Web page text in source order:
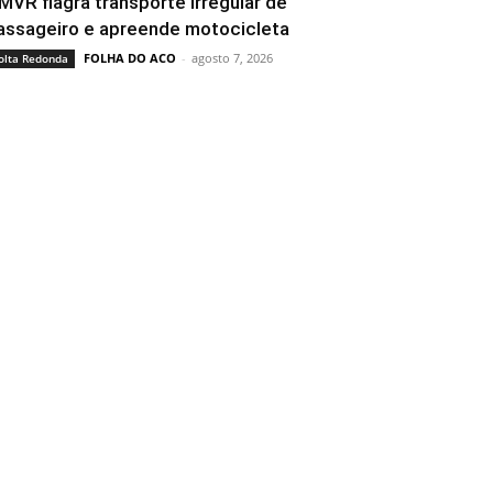
e apreende motocicleta
Redonda FOLHA DO ACO - agosto 7, 2026